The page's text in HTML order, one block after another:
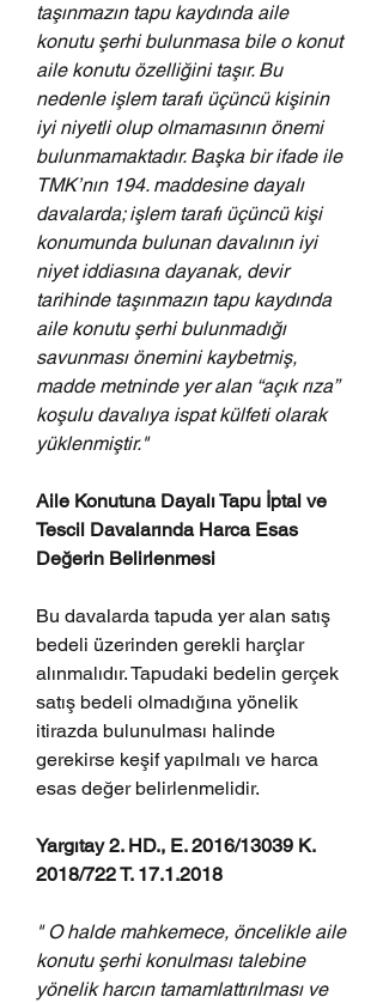
taşınmazın tapu kaydında aile
konutu şerhi bulunmasa bile o konut
aile konutu özelliğini taşır. Bu
nedenle işlem tarafı üçüncü kişinin
iyi niyetli olup olmamasının önemi
bulunmamaktadır. Başka bir ifade ile
TMK’nın 194. maddesine dayalı
davalarda; işlem tarafı üçüncü kişi
konumunda bulunan davalının iyi
niyet iddiasına dayanak, devir
tarihinde taşınmazın tapu kaydında
aile konutu şerhi bulunmadığı
savunması önemini kaybetmiş,
madde metninde yer alan “açık rıza”
koşulu davalıya ispat külfeti olarak
yüklenmiştir."
Aile Konutuna Dayalı Tapu İptal ve
Tescil Davalarında Harca Esas
Değerin Belirlenmesi
Bu davalarda tapuda yer alan satış
bedeli üzerinden gerekli harçlar
alınmalıdır. Tapudaki bedelin gerçek
satış bedeli olmadığına yönelik
itirazda bulunulması halinde
gerekirse keşif yapılmalı ve harca
esas değer belirlenmelidir.
Yargıtay 2. HD., E. 2016/13039 K.
2018/722 T. 17.1.2018
" O halde mahkemece, öncelikle aile
konutu şerhi konulması talebine
yönelik harcın tamamlattırılması ve